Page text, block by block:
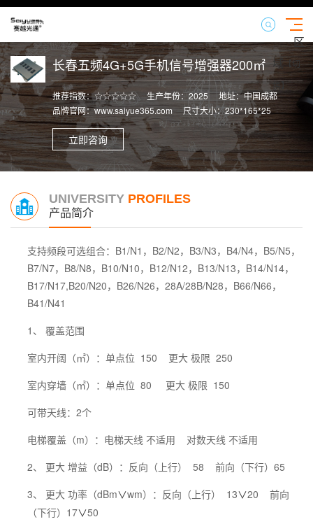
区
域【切
换】
长春五频4G+5G手机信号增强器200㎡
推荐指数：☆☆☆☆☆ 生产年份：2025
地址：中国成都
品牌官网：www.saiyue365.com
尺寸大小：230*165*25
立即咨询
UNIVERSITY PROFILES
产品简介
支持频段可选组合： B1/N1，B2/N2，B3/N3，B4/N4，B5/N5，
B7/N7，B8/N8，B10/N10，B12/N12，B13/N13，B14/N14，
B17/N17,B20/N20，B26/N26，28A/28B/N28，B66/N66，
B41/N41
1、 覆盖范围
室内开阔（㎡）：单点位 150 更大 极限 250
室内穿墙（㎡）：单点位 80 更大 极限 150
可带天线：2个
电梯覆盖（m）：电梯天线 不适用 对数天线 不适用
2、 更大 增益（dB）：反向（上行） 58 前向（下行）65
3、 更大 功率（dBm∨wm）：反向（上行） 13∨20 前向
（下行）17∨50